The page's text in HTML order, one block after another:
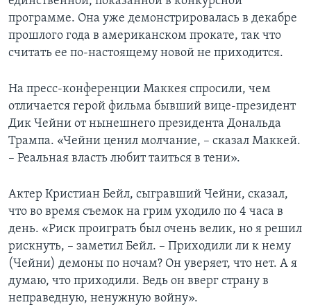
программе. Она уже демонстрировалась в декабре
прошлого года в американском прокате, так что
считать ее по-настоящему новой не приходится.
На пресс-конференции Маккея спросили, чем
отличается герой фильма бывший вице-президент
Дик Чейни от нынешнего президента Дональда
Трампа. «Чейни ценил молчание, – сказал Маккей.
– Реальная власть любит таиться в тени».
Актер Кристиан Бейл, сыгравший Чейни, сказал,
что во время съемок на грим уходило по 4 часа в
день. «Риск проиграть был очень велик, но я решил
рискнуть, – заметил Бейл. – Приходили ли к нему
(Чейни) демоны по ночам? Он уверяет, что нет. А я
думаю, что приходили. Ведь он вверг страну в
неправедную, ненужную войну».